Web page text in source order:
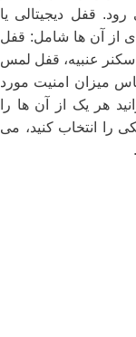
قفل دیجیتالی یا
از آن ها شامل: قفل
عنبیه، قفل لمس
میزان امنیت مورد
هر یک از آن ها را
یکی را انتخاب کنید، می